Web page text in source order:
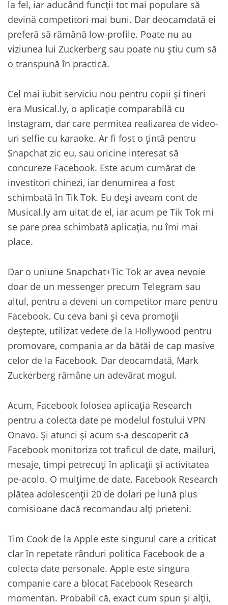
la fel, iar aducând funcții tot mai populare să
devină competitori mai buni. Dar deocamdată ei
preferă să rămână low-profile. Poate nu au
viziunea lui Zuckerberg sau poate nu știu cum să
o transpună în practică.
Cel mai iubit serviciu nou pentru copii și tineri
era Musical.ly, o aplicație comparabilă cu
Instagram, dar care permitea realizarea de video-
uri selfie cu karaoke. Ar fi fost o țintă pentru
Snapchat zic eu, sau oricine interesat să
concureze Facebook. Este acum cumărat de
investitori chinezi, iar denumirea a fost
schimbată în Tik Tok. Eu deși aveam cont de
Musical.ly am uitat de el, iar acum pe Tik Tok mi
se pare prea schimbată aplicația, nu îmi mai
place.
Dar o uniune Snapchat+Tic Tok ar avea nevoie
doar de un messenger precum Telegram sau
altul, pentru a deveni un competitor mare pentru
Facebook. Cu ceva bani și ceva promoții
deștepte, utilizat vedete de la Hollywood pentru
promovare, compania ar da bătăi de cap masive
celor de la Facebook. Dar deocamdată, Mark
Zuckerberg rămâne un adevărat mogul.
Acum, Facebook folosea aplicația Research
pentru a colecta date pe modelul fostului VPN
Onavo. Și atunci și acum s-a descoperit că
Facebook monitoriza tot traficul de date, mailuri,
mesaje, timpi petrecuți în aplicații și activitatea
pe-acolo. O mulțime de date. Facebook Research
plătea adolescenții 20 de dolari pe lună plus
comisioane dacă recomandau alți prieteni.
Tim Cook de la Apple este singurul care a criticat
clar în repetate rânduri politica Facebook de a
colecta date personale. Apple este singura
companie care a blocat Facebook Research
momentan. Probabil că, exact cum spun și alții,